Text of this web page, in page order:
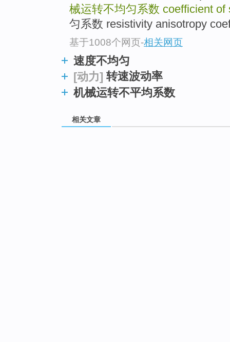
械运转不均匀系数 coefficient of
匀系数 resistivity anisotropy
基于1008个网页-相关网页
速度不均匀
[动力] 转速波动率
机械运转不平均系数
相关文章